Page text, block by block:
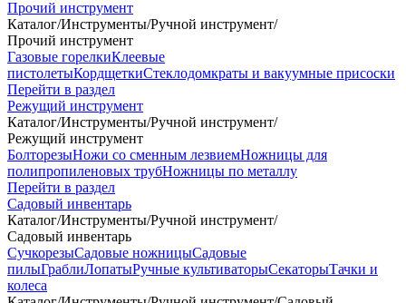
Прочий инструмент
Каталог/Инструменты/Ручной инструмент/
Прочий инструмент
Газовые горелкиКлеевые
пистолетыКордщеткиСтеклодомкраты и вакуумные присоски
Перейти в раздел
Режущий инструмент
Каталог/Инструменты/Ручной инструмент/
Режущий инструмент
БолторезыНожи со сменным лезвиемНожницы для
полипропиленовых трубНожницы по металлу
Перейти в раздел
Садовый инвентарь
Каталог/Инструменты/Ручной инструмент/
Садовый инвентарь
СучкорезыСадовые ножницыСадовые
пилыГраблиЛопатыРучные культиваторыСекаторыТачки и
колеса